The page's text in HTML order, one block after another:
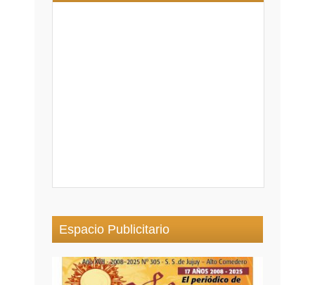
Espacio Publicitario